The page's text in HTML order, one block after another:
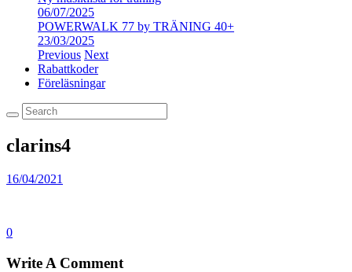
06/07/2025
POWERWALK 77 by TRÄNING 40+
23/03/2025
Previous Next
Rabattkoder
Föreläsningar
clarins4
16/04/2021
0
Write A Comment